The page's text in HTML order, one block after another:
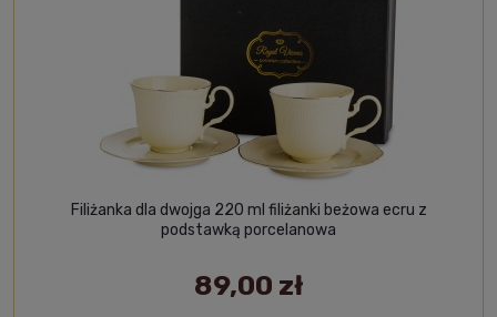
Filiżanka dla dwojga 220 ml filiżanki beżowa ecru z
podstawką porcelanowa
89,00 zł